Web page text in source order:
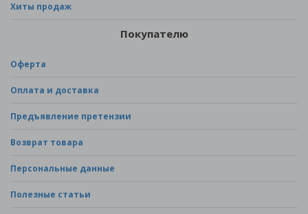
Хиты продаж
Покупателю
Оферта
Оплата и доставка
Предъявление претензии
Возврат товара
Персональные данные
Полезные статьи